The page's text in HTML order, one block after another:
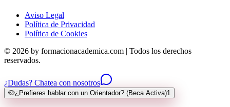
Aviso Legal
Política de Privacidad
Política de Cookies
© 2026 by formacionacademica.com | Todos los derechos
reservados.
¿Dudas? Chatea con nosotros
🐶¿Prefieres hablar con un Orientador? (Beca Activa)1